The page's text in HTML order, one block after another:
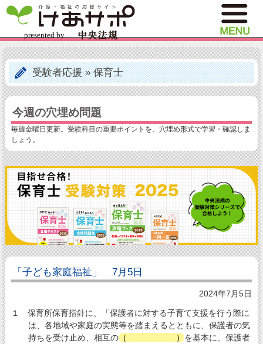
受験者応援»保育士
今週の穴埋め問題
毎週金曜日更新。受験科目の重要ポイントを、穴埋め形式で学習・確認しま
しょう。
「子ども家庭福祉」 7月5日
2024年7月5日
１ 保育所保育指針に、「保護者に対する子育て支援を行う際に
は、各地域や家庭の実態等を踏まえるとともに、保護者の気
持ちを受け止め、相互の（ ）を基本に、保護者